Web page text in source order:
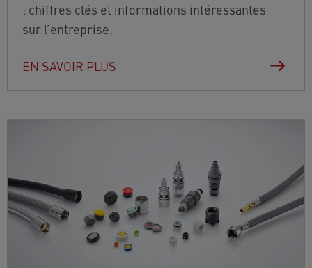
: chiffres clés et informations intéressantes
sur l’entreprise.
EN SAVOIR PLUS